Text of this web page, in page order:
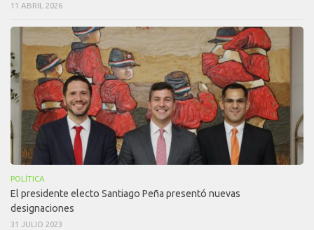
11 ABRIL 2026
POLÍTICA
El presidente electo Santiago Peña presentó nuevas
designaciones
31 JULIO 2023